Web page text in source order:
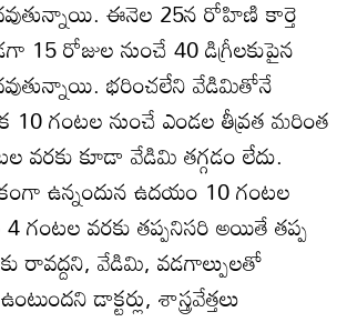
ఈనెల 25న రోహిణి కార్తె
15 రోజుల నుంచే 40 డిగ్రీలకుపైన
భరించలేని వేడిమితోనే
10 గంటల నుంచే ఎండల తీవ్రత మరింత
వరకు కూడా వేడిమి తగ్గడం లేదు.
ఉన్నందున ఉదయం 10 గంటల
గంటల వరకు తప్పనిసరి అయితే తప్ప
రావద్దని, వేడిమి, వడగాల్పులతో
డాక్టర్లు, శాస్త్రవేత్తలు